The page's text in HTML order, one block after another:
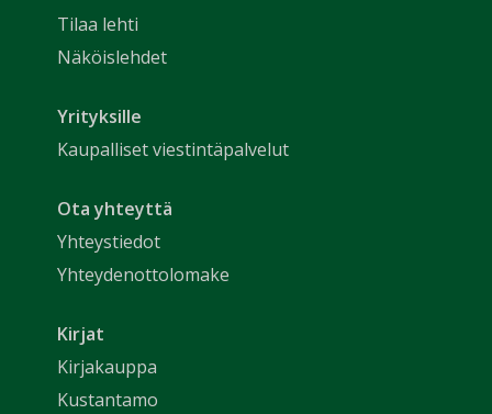
Tilaa lehti
Näköislehdet
Yrityksille
Kaupalliset viestintäpalvelut
Ota yhteyttä
Yhteystiedot
Yhteydenottolomake
Kirjat
Kirjakauppa
Kustantamo